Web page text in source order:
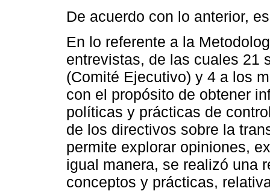
De acuerdo con lo anterior,
En lo referente a la
entrevistas, de las cuales 21
(Comité Ejecutivo) y 4 a los
con el propósito de obtener
políticas y prácticas de
de los directivos sobre la
permite explorar opiniones,
igual manera, se realizó una
conceptos y prácticas,